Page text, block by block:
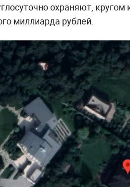
охраняют,
миллиарда рублей.